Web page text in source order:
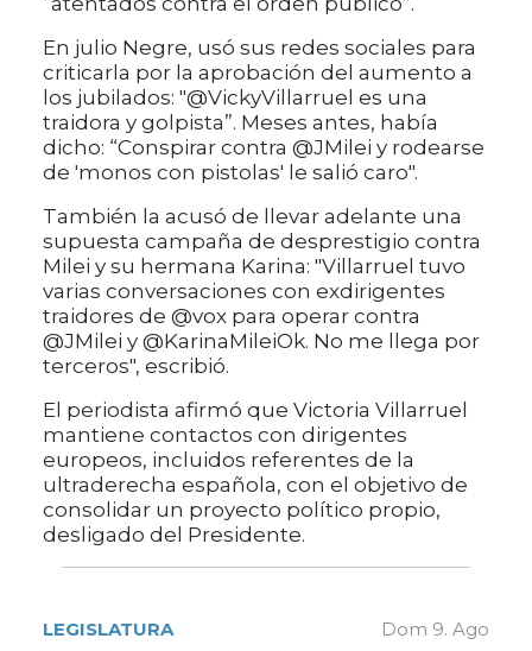
En julio Negre, usó sus redes sociales para
criticarla por la aprobación del aumento a
los jubilados: "@VickyVillarruel es una
traidora y golpista”. Meses antes, había
dicho: “Conspirar contra @JMilei y rodearse
de 'monos con pistolas' le salió caro".
También la acusó de llevar adelante una
supuesta campaña de desprestigio contra
Milei y su hermana Karina: "Villarruel tuvo
varias conversaciones con exdirigentes
traidores de @vox para operar contra
@JMilei y @KarinaMileiOk. No me llega por
terceros", escribió.
El periodista afirmó que Victoria Villarruel
mantiene contactos con dirigentes
europeos, incluidos referentes de la
ultraderecha española, con el objetivo de
consolidar un proyecto político propio,
desligado del Presidente.
LEGISLATURA Dom 9. Ago